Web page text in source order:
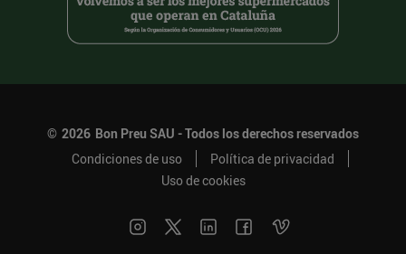
© 2026 Bon Preu SAU - Todos los derechos reservados
Condiciones de uso
Política de privacidad
Uso de cookies